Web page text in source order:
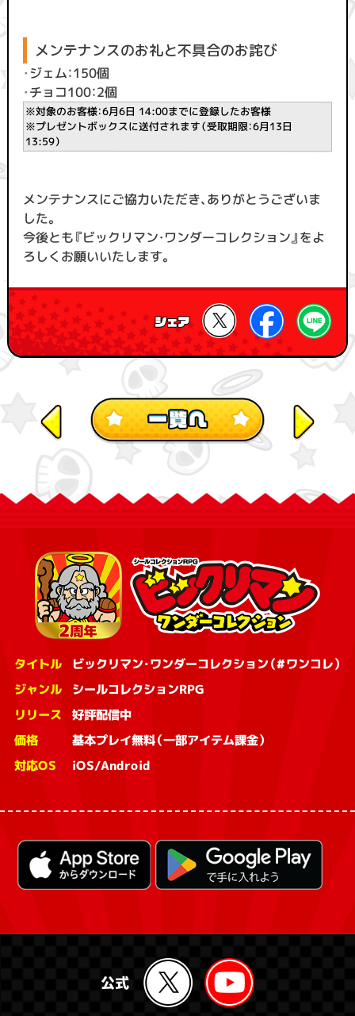
メンテナンスのお礼と不具合のお詫び
・ ジェム：150個
・チョコ100：2個
※対象のお客様：6月6日 14:00までに登録したお客様
※プレゼントボックスに送付されます（受取期限：6月13日
13:59）
メンテナンスにご協力いただき、ありがとうございま
した。
今後とも『ビックリマン・ワンダーコレクション』をよ
ろしくお願いいたします。
タイトル ビックリマン・ワンダーコレクション（#ワンコレ）
ジャンル シールコレクションRPG
リリース 好評配信中
価格 基本プレイ無料（一部アイテム課金）
対応OS iOS/Android